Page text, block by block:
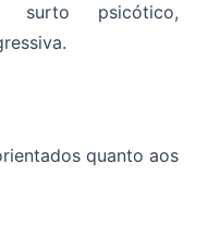
surto psicótico,
quanto aos